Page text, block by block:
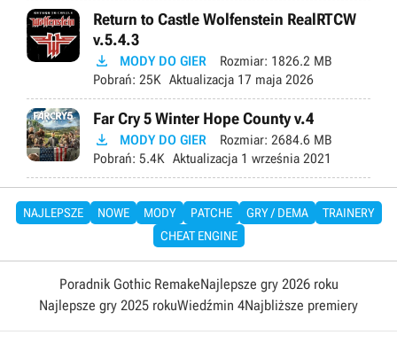
Return to Castle Wolfenstein RealRTCW
v.5.4.3
 MODY DO GIER Rozmiar: 1826.2 MB
Pobrań: 25K Aktualizacja 17 maja 2026
Far Cry 5 Winter Hope County v.4
 MODY DO GIER Rozmiar: 2684.6 MB
Pobrań: 5.4K Aktualizacja 1 września 2021
NAJLEPSZE NOWE MODY PATCHE GRY / DEMA
TRAINERY
CHEAT ENGINE
Poradnik Gothic RemakeNajlepsze gry 2026 roku
Najlepsze gry 2025 rokuWiedźmin 4Najbliższe premiery